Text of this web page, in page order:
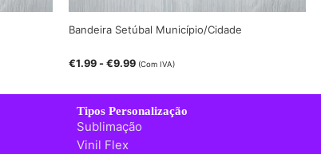
Bandeira Setúbal Município/Cidade
€1.99- €9.99 (Com IVA)
Tipos Personalização
Sublimação
Vinil Flex